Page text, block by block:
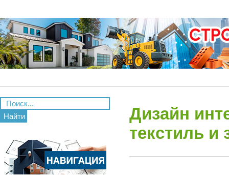
Найти
Дизайн
текстиль и